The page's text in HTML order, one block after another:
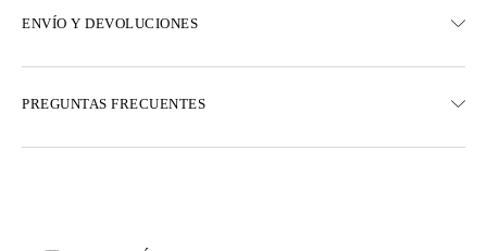
ENVÍO Y DEVOLUCIONES
Opciones de entrega exprés también están disponibles
PREGUNTAS FRECUENTES